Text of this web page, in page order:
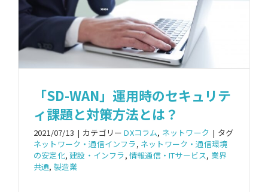
「SD-WAN」運用時のセキュリテ
ィ課題と対策方法とは？
2021/07/13 | カテゴリーDXコラム, ネットワーク | タグ
ネットワーク・通信インフラ, ネットワーク・通信環境
の安定化,建設・インフラ,情報通信・ITサービス, 業界
共通, 製造業